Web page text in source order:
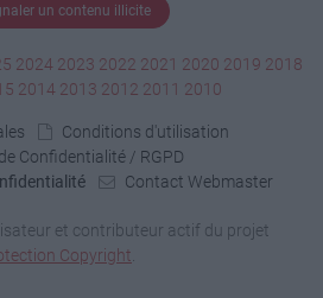
un contenu illicite
2024 2023 2022 2021 2020 2019 2018
2014 2013 2012 2011 2010
Conditions d'utilisation
Confidentialité / RGPD
Contact Webmaster
et contributeur actif du projet
Copyright